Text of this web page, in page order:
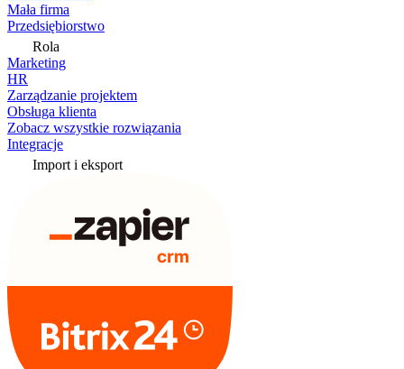
Mała firma
Przedsiębiorstwo
Rola
Marketing
HR
Zarządzanie projektem
Obsługa klienta
Zobacz wszystkie rozwiązania
Integracje
Import i eksport